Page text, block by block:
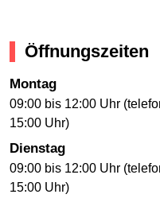
Öffnungszeiten
Montag
09:00 bis 12:00 Uhr
15:00 Uhr)
Dienstag
09:00 bis 12:00 Uhr
15:00 Uhr)